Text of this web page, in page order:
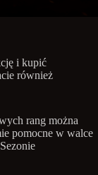
i kupić
również
rang można
pomocne w walce